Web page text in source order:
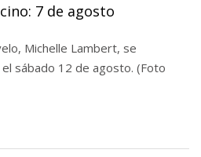
7 de agosto
Michelle Lambert, se
sábado 12 de agosto. (Foto